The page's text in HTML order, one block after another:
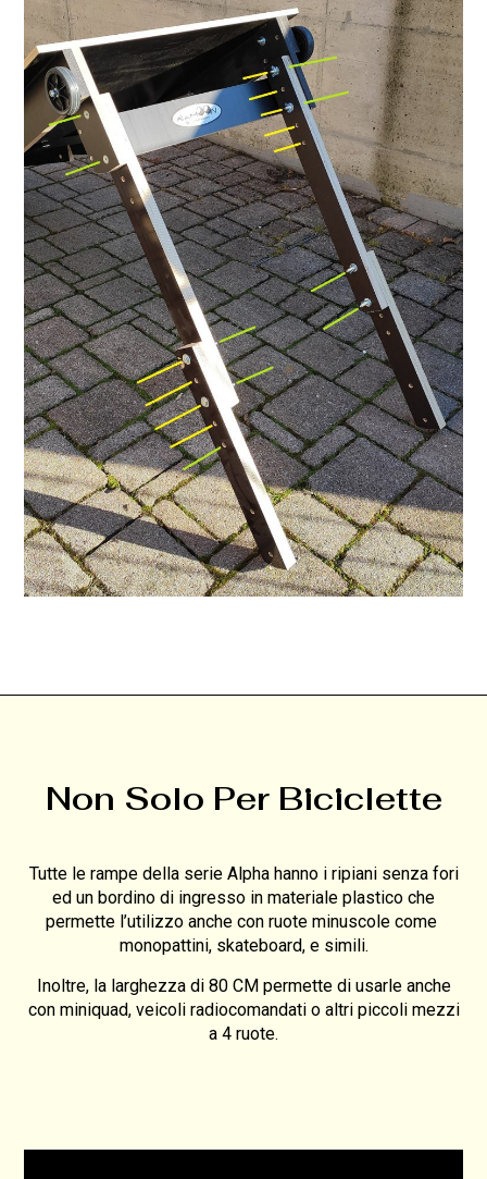
Non Solo Per Biciclette
Tutte le rampe della serie Alpha hanno i ripiani senza fori
ed un bordino di ingresso in materiale plastico che
permette l’utilizzo anche con ruote minuscole come
monopattini, skateboard, e simili.
Inoltre, la larghezza di 80 CM permette di usarle anche
con miniquad, veicoli radiocomandati o altri piccoli mezzi
a 4 ruote.